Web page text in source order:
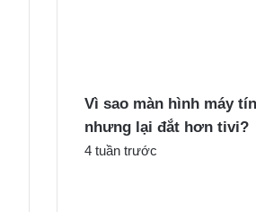
Vì sao màn hình máy
nhưng lại đắt hơn tivi?
4 tuần trước